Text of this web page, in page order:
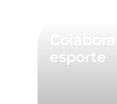
esporte